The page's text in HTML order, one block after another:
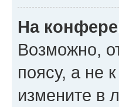
На
Возможно,
поясу, а не
измените в